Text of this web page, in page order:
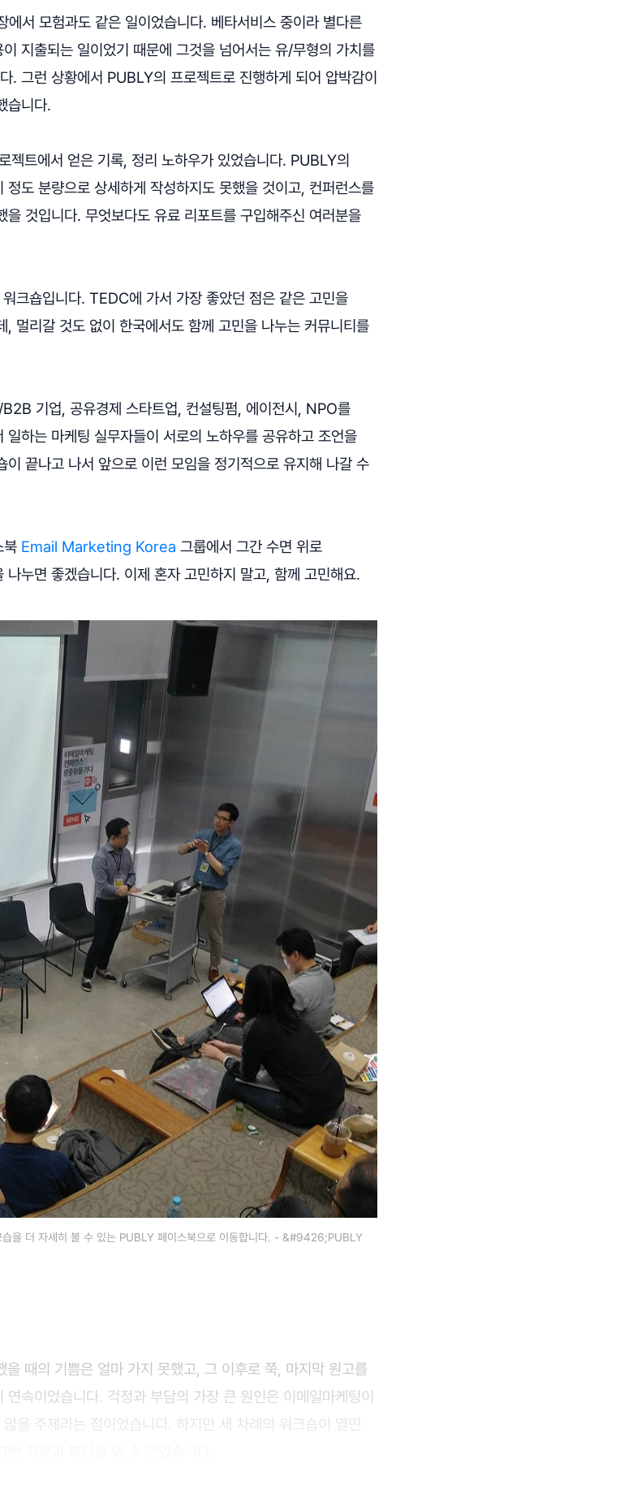
서 모험과도 같은 일이었습니다. 베타서비스 중이라 별다른
지출되는 일이었기 때문에 그것을 넘어서는 유/무형의 가치를
. 그런 상황에서 PUBLY의 프로젝트로 진행하게 되어 압박감이
습니다.
젝트에서 얻은 기록, 정리 노하우가 있었습니다. PUBLY의
도 분량으로 상세하게 작성하지도 못했을 것이고, 컨퍼런스를
을 것입니다. 무엇보다도 유료 리포트를 구입해주신 여러분을
크숍입니다. TEDC에 가서 가장 좋았던 점은 같은 고민을
, 멀리갈 것도 없이 한국에서도 함께 고민을 나누는 커뮤니티를
기업, 공유경제 스타트업, 컨설팅펌, 에이전시, NPO를
하는 마케팅 실무자들이 서로의 노하우를 공유하고 조언을
끝나고 나서 앞으로 이런 모임을 정기적으로 유지해 나갈 수
북 Email Marketing Korea 그룹에서 그간 수면 위로
누면 좋겠습니다. 이제 혼자 고민하지 말고, 함께 고민해요.
을 더 자세히 볼 수 있는 PUBLY 페이스북으로 이동합니다. - &#9426;PUBLY
때의 기쁨은 얼마 가지 못했고, 그 이후로 쭉, 마지막 원고를
속이었습니다. 걱정과 부담의 가장 큰 원인은 이메일마케팅이
을 주제라는 점이었습니다. 하지만 세 차례의 워크숍이 열띤